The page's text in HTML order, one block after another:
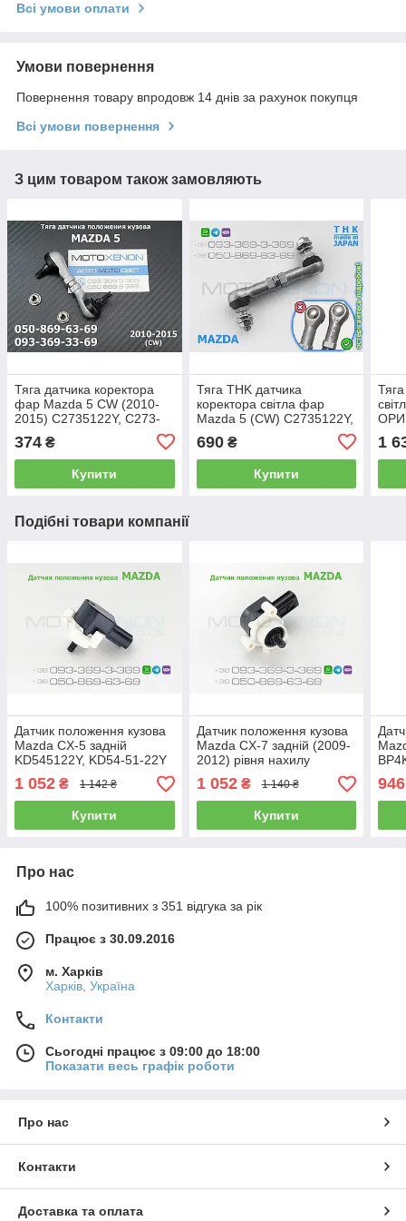
Всі умови оплати
Умови повернення
Повернення товару впродовж 14 днів за рахунок покупця
Всі умови повернення
З цим товаром також замовляють
Тяга датчика коректора
фар Mazda 5 CW (2010-
2015) C2735122Y, C273-
51-22Y тяжка положення
кузова задня
374 ₴
Купити
Тяга THK датчика
коректора світла фар
Mazda 5 (CW) C2735122Y,
C273-51-22Y задня тяжка
положення кузова, Японія
690₴
Купити
1
Подібні товари компанії
Датчик положення кузова
Mazda CX-5 задній
KD545122Y, KD54-51-22Y
рівня висоти
автокоректора світла фар,
AFS
1 052 ₴ 1 142 ₴
Купити
Датчик положення кузова
Mazda CX-7 задній (2009-
2012) рівня нахилу
коректора світла фар AFS
EH665122Y, EH66-51-22Y
1 052₴ 1 140 ₴
Купити
946
Про нас
100% позитивних з 351 відгука за рік
Працює з 30.09.2016
м. Харків
Харків, Україна
Контакти
Сьогодні працює з 09:00 до 18:00
Показати весь графік роботи
Про нас
Контакти
Доставка та оплата